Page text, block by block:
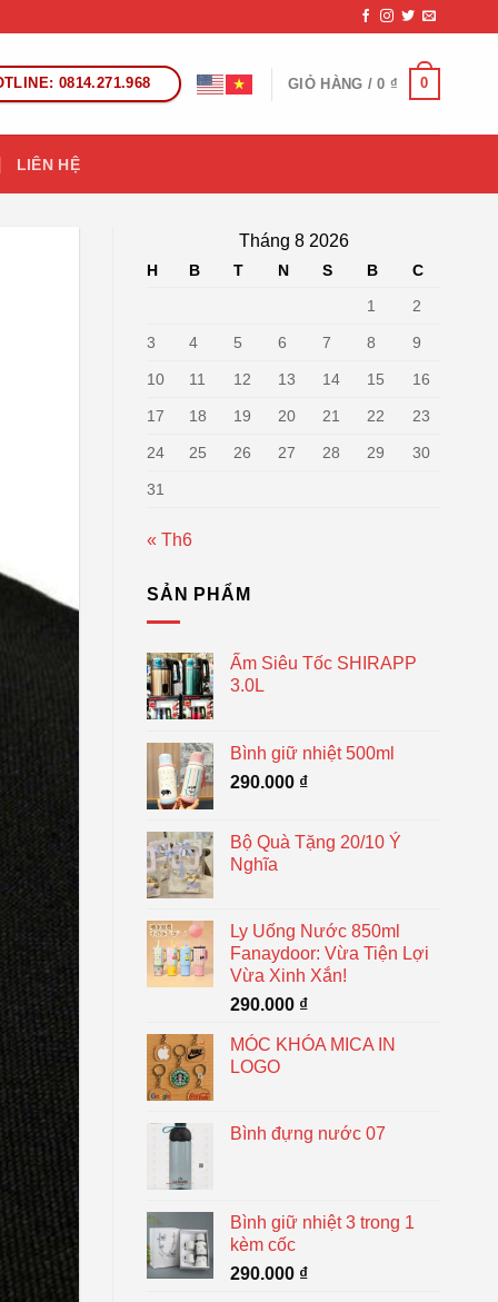
0814.271.968 GIỎ HÀNG /0 ₫ 0
LIÊN HỆ
Tháng 8 2026
H B T N S B
C
1
2
3 4 5 6 7 8 9
10 11 12 13 14 15 16
17 18 19 20 21 22 23
24 25 26 27 28 29 30
31
« Th6
SẢN PHẨM
Ấm Siêu Tốc SHIRAPP
3.0L
Bình giữ nhiệt 500ml
290.000 ₫
Bộ Quà Tặng 20/10 Ý
Nghĩa
Ly Uống Nước 850ml
Fanaydoor: Vừa Tiện Lợi
Vừa Xinh Xắn!
290.000 ₫
MÓC KHÓA MICA IN
LOGO
Bình đựng nước 07
Bình giữ nhiệt 3 trong 1
kèm cốc
290.000 ₫